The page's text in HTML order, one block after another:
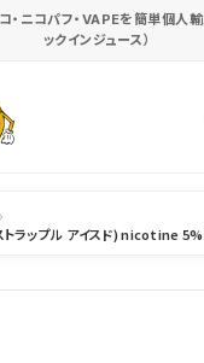
・ニコパフ・VAPEを簡単個人
ックインジュース）
ラップル アイスド) nicotine